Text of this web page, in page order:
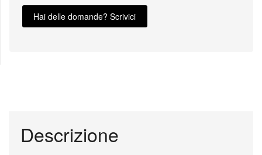
Hai delle domande? Scrivici
Descrizione